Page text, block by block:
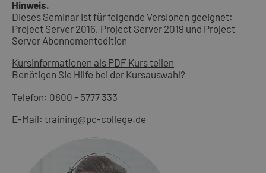
Hinweis.
Dieses Seminar ist für folgende Versionen geeignet:
Project Server 2016, Project Server 2019 und Project
Server Abonnementedition
Kursinformationen als PDF Kurs teilen
Benötigen Sie Hilfe bei der Kursauswahl?
Telefon: 0800 - 5777 333
E-Mail: training@pc-college.de